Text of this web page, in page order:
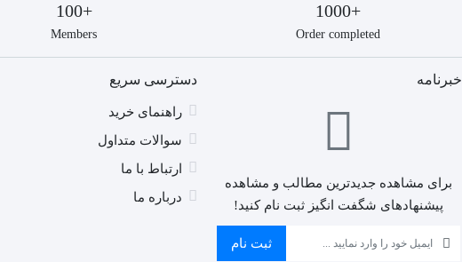
+1000
Order completed
+100
Members
خبرنامه
برای مشاهده جدیدترین مطالب و مشاهده
پیشنهادهای شگفت انگیز ثبت نام کنید!
ثبت نام
دسترسی سریع
راهنمای خرید
سوالات متداول
ارتباط با ما
درباره ما